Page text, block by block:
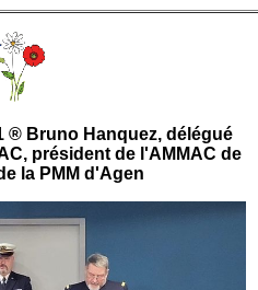
® Bruno Hanquez, délégué
président de l'AMMAC de
la PMM d'Agen